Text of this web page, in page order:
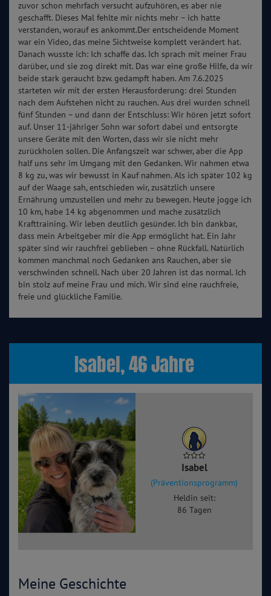
zuvor schon mehrfach versucht aufzuhören, es aber nie
geschafft. Dieses Mal fehlte mir nichts mehr – ich hatte
verstanden, worauf es ankommt.Der entscheidende Moment
war ein Video, das meine Sichtweise komplett verändert hat.
Danach wusste ich: Ich schaffe das. Ich sprach mit meiner Frau
darüber, und sie zog direkt mit. Das war eine große Hilfe, da wir
beide stark geraucht bzw. gedampft haben. Am 7.6.2025
starteten wir mit der ersten Herausforderung: drei Stunden
nach dem Aufstehen nicht zu rauchen. Aus drei wurden schnell
fünf Stunden – und dann der Entschluss: Wir hören jetzt sofort
auf. Unser 11-jähriger Sohn war sofort dabei und entsorgte
unsere Geräte mit den Worten, dass wir sie nicht mehr
zurückholen sollen. Die Anfangszeit war schwer, aber die App
half uns sehr im Umgang mit den Gedanken. Wir nahmen etwa
8 kg zu, was wir bewusst in Kauf nahmen. Als ich später 102 kg
auf der Waage sah, entschieden wir, zusätzlich unsere
Ernährung umzustellen und mehr zu bewegen. Heute jogge ich
10 km, habe 14 kg abgenommen und mache zusätzlich
Krafttraining. Wir leben deutlich gesünder. Ich bin dankbar,
dass mein Arbeitgeber mir die App ermöglicht hat. Ein Jahr
später sind wir rauchfrei geblieben – ohne Rückfall. Natürlich
kommen manchmal noch Gedanken ans Rauchen, aber sie
verschwinden schnell. Nach über 20 Jahren ist das normal. Ich
bin stolz auf meine Frau und mich. Wir sind eine rauchfreie,
freie und glückliche Familie.
Isabel, 46 Jahre
Isabel
(Präventionsprogramm)
Heldin seit:
86 Tagen
Meine Geschichte